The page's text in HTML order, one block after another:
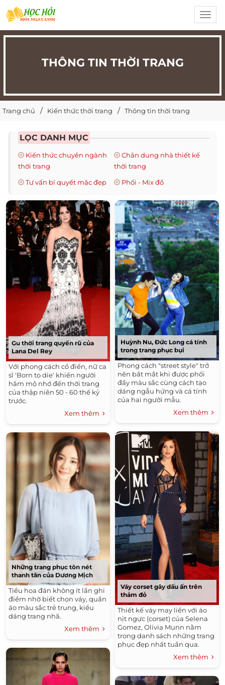
THÔNG TIN THỜI TRANG
Trang chủ Kiến thức thời trang Thông tin thời trang
LỌC DANH MỤC
Kiến thức chuyên ngành
thời trang
Chân dung nhà thiết kế
thời trang
Tư vấn bí quyết mặc đẹp
Phối - Mix đồ
Gu thời trang quyến rũ của
Lana Del Rey
Với phong cách cổ điển, nữ ca
sĩ 'Born to die' khiến người
hâm mộ nhớ đến thời trang
của thập niên 50 - 60 thế kỷ
trước.
Xem thêm
Những trang phục tôn nét
thanh tân của Dương Mịch
Tiểu hoa đán không ít lần ghi
điểm nhờ biết chọn váy, quần
áo màu sắc trẻ trung, kiểu
dáng trang nhã.
Xem thêm
Huỳnh Nu, Đức Long cá tính
trong trang phục bụi
Phong cách "street style" trở
nên bắt mắt khi được phối
đầy màu sắc cùng cách tạo
dáng ngẫu hứng và cá tính
của hai người mẫu.
Xem thêm
Váy corset gây dấu ấn trên
thảm đỏ
Thiết kế váy may liền với áo
nịt ngực (corset) của Selena
Gomez, Olivia Munn nằm
trong danh sách những trang
phục đẹp nhất tuần qua.
Xem thêm